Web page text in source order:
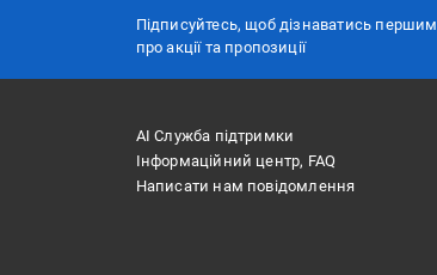
Підписуйтесь, щоб дізнаватись першим
про акції та пропозиції
АІ Служба підтримки
Інформаційний центр, FAQ
Написати нам повідомлення